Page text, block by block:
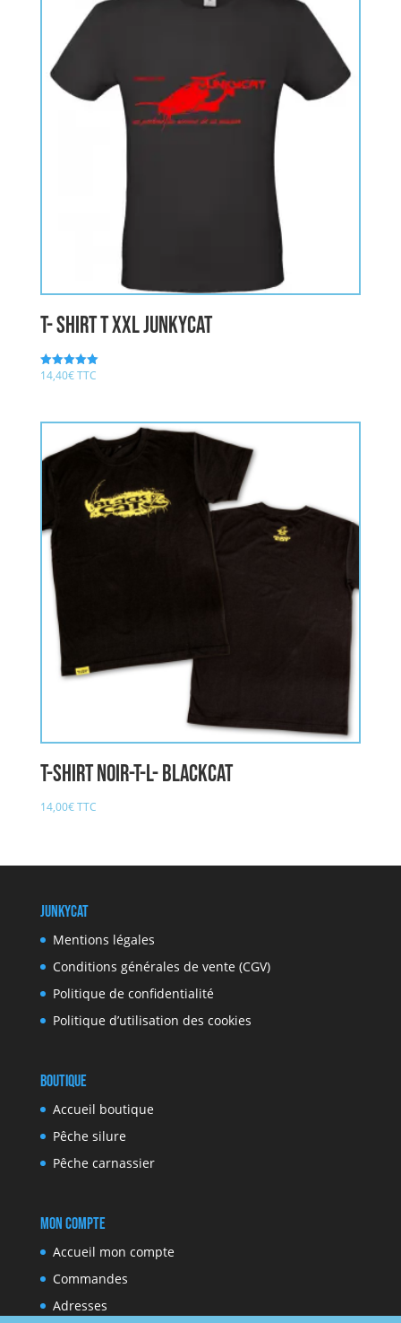
T- shirt T XXL JUNKYCAT
Note
14,40€TTC
T-Shirt noir-T-L- BLACKCAT
14,00€TTC
JunkyCat
Mentions légales
Conditions générales de vente (CGV)
Politique de confidentialité
Politique d’utilisation des cookies
Boutique
Accueil boutique
Pêche silure
Pêche carnassier
Mon compte
Accueil mon compte
Commandes
Adresses